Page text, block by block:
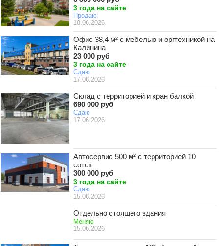
3 года на сайте
Продаю
18.06.2026
Офис 38,4 м² с мебелью и оргтехникой на
Калинина
23 000 руб
3 года на сайте
Сдаю
17.06.2026
Склад с территорией и кран балкой
690 000 руб
Сдаю
17.06.2026
Автосервис 500 м² с территорией 10
соток
300 000 руб
3 года на сайте
Сдаю
15.06.2026
Отдельно стоящего здания
Меняю
15.06.2026